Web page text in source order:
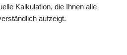
Kalkulation, die Ihnen alle
aufzeigt.